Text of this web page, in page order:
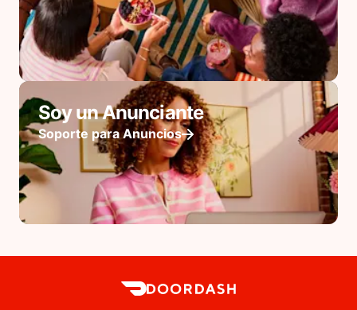
Soy un Anunciante
Soporte para Anuncios